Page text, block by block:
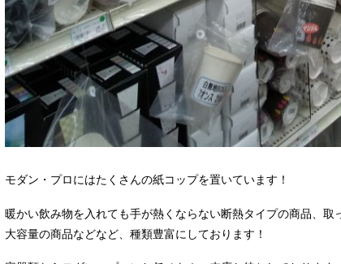
モダン・プロにはたくさんの紙コップを置いています！
暖かい飲み物を入れても手が熱くならない断熱タイプの商品、
大容量の商品などなど、種類豊富にしております！